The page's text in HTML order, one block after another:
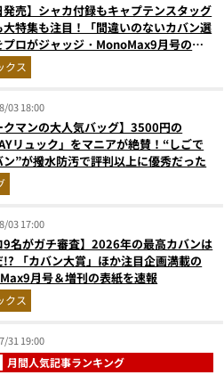
発売】シャカ付録もキャプテンスタッグ
大特集も注目！「間違いのないカバン選
プロがジャッジ・MonoMax9月号の目
開
クス
03 18:00
クマンの大人気バッグ】3500円の
リュック」をマニアが絶賛！“しごで
ン”が撥水防汚で評判以上に優秀だった
03 17:00
9名がガチ審査】2026年の最高カバンは
!? 「カバン大賞」ほか注目企画満載の
月号＆増刊の表紙を速報
クス
31 19:00
月間人気記事ランキング